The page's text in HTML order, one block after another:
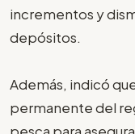
incrementos y
depósitos.
Además, indicó
permanente del